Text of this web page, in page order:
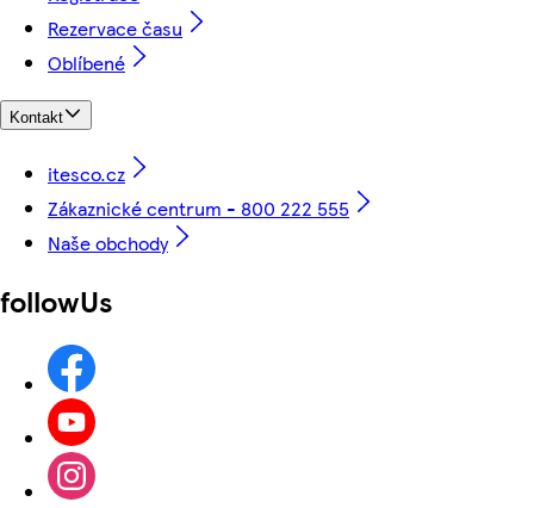
Rezervace času
Oblíbené
Kontakt
itesco.cz
Zákaznické centrum - 800 222 555
Naše obchody
followUs